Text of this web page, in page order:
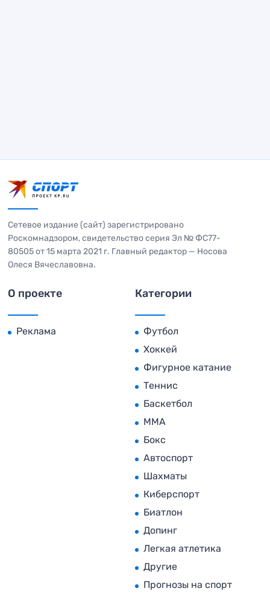
Сетевое издание (сайт) зарегистрировано
Роскомнадзором, свидетельство серия Эл № ФС77-
80505 от 15 марта 2021 г. Главный редактор — Носова
Олеся Вячеславовна.
О проекте
Реклама
Категории
Футбол
Хоккей
Фигурное катание
Теннис
Баскетбол
MMA
Бокс
Автоспорт
Шахматы
Киберспорт
Биатлон
Допинг
Легкая атлетика
Другие
Прогнозы на спорт